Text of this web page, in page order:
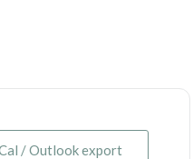
/ Outlook export